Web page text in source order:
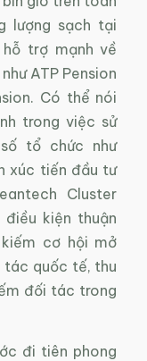
lượng sạch tại
trợ mạnh về
ATP Pension
Có thể nói
trong việc sử
tổ chức như
xúc tiến đầu tư
Cluster
kiện thuận
cơ hội mở
tác quốc tế, thu
đối tác trong
đi tiên phong